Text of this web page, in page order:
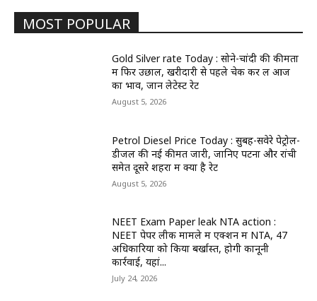
MOST POPULAR
Gold Silver rate Today : सोने-चांदी की कीमतों
में फिर उछाल, खरीदारी से पहले चेक कर लें आज
का भाव, जानें लेटेस्ट रेट
August 5, 2026
Petrol Diesel Price Today : सुबह-सवेरे पेट्रोल-
डीजल की नई कीमतें जारी, जानिए पटना और रांची
समेत दूसरे शहरों में क्या है रेट
August 5, 2026
NEET Exam Paper leak NTA action :
NEET पेपर लीक मामले में एक्शन में NTA, 47
अधिकारियों को किया बर्खास्त, होगी कानूनी
कार्रवाई, यहां...
July 24, 2026